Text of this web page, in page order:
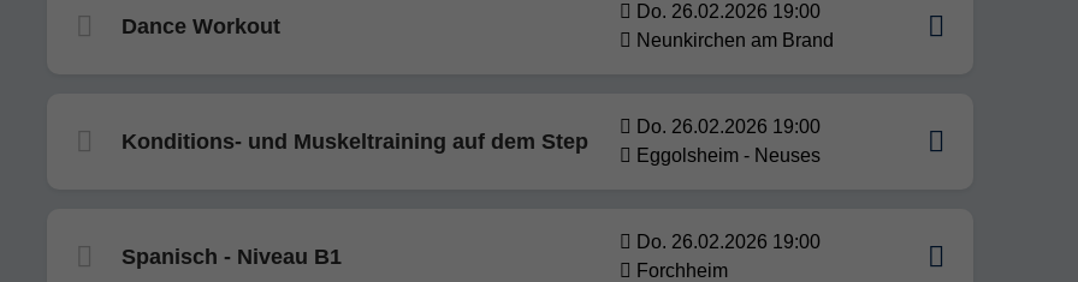
Dance Workout
Do. 26.02.2026 19:00
Neunkirchen am Brand
Konditions- und Muskeltraining auf dem Step
Do. 26.02.2026 19:00
Eggolsheim - Neuses
Spanisch - Niveau B1
Do. 26.02.2026 19:00
Forchheim